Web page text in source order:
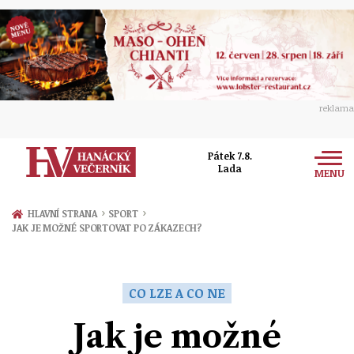
reklama
Pátek 7.8.
Lada
MENU
Zprávy
Ekonomika
HLAVNÍ STRANA › SPORT ›
JAK JE MOŽNÉ SPORTOVAT PO ZÁKAZECH?
CO LZE A CO NE
Jak je možné